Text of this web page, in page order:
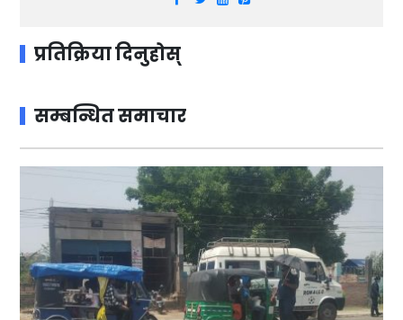
प्रतिक्रिया दिनुहोस्
सम्बन्धित समाचार